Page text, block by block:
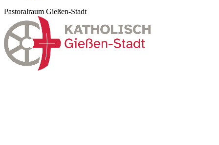
Pastoralraum Gießen-Stadt